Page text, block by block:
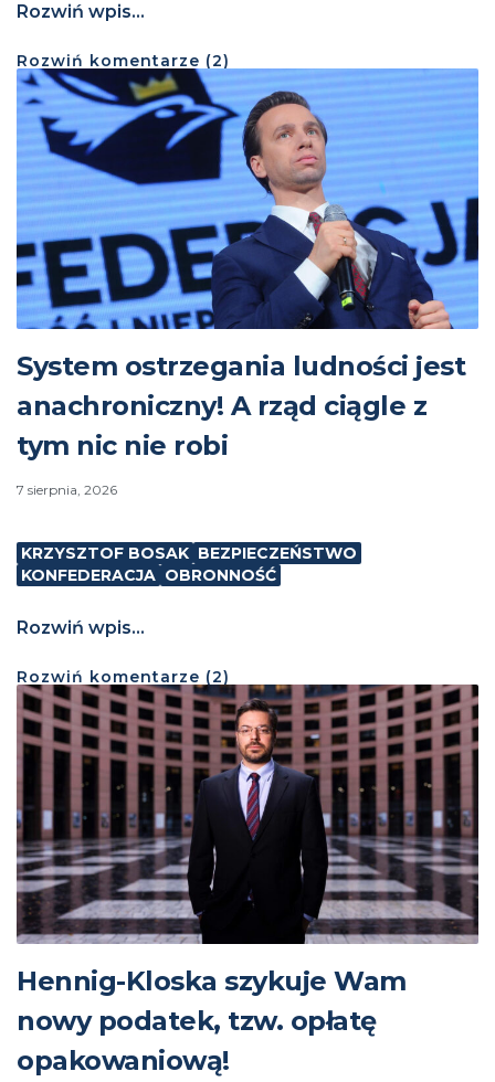
Rozwiń wpis...
Rozwiń komentarze (2)
System ostrzegania ludności jest
anachroniczny! A rząd ciągle z
tym nic nie robi
7 sierpnia, 2026
KRZYSZTOF BOSAK BEZPIECZEŃSTWO
KONFEDERACJA OBRONNOŚĆ
Rozwiń wpis...
Rozwiń komentarze (2)
Hennig-Kloska szykuje Wam
nowy podatek, tzw. opłatę
opakowaniową!